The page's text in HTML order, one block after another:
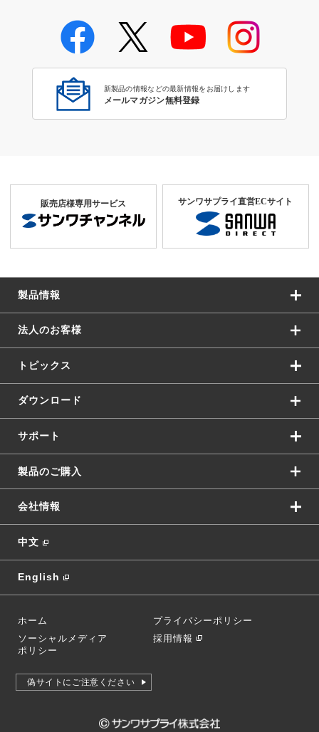
ICT教育の関連製品特集
新製品の情報などの最新情報をお届けします
メールマガジン無料登録
販売店様専用サービス サンワサプライ直営ECサイト
製品情報
法人のお客様
トピックス
ダウンロード
サポート
製品のご購入
会社情報
中文
English
ホーム
プライバシーポリシー
ソーシャルメディア
ポリシー
採用情報
偽サイトにご注意ください